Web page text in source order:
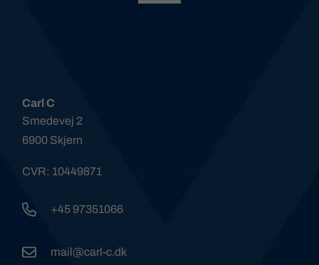
Carl C
Smedevej 2
6900 Skjern
CVR: 10449871
+45 97351066
mail@carl-c.dk